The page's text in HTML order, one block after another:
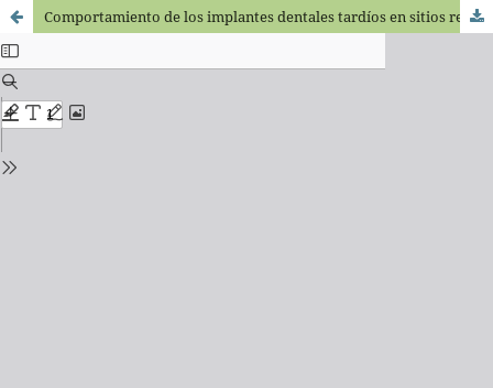
Comportamiento de los implantes dentales tardíos en sitios regenerados verticalmente. Revisión sistemática